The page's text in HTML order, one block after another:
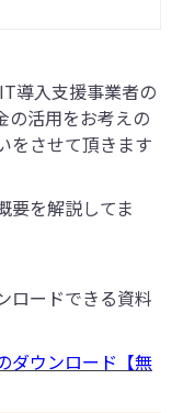
導入支援事業者の
の活用をお考えの
をさせて頂きます
要を解説してま
ロードできる資料
ダウンロード【無